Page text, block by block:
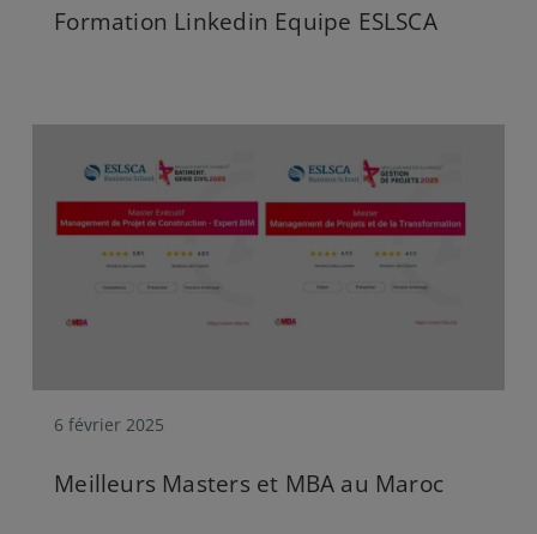
Formation Linkedin Equipe ESLSCA
6 février 2025
Meilleurs Masters et MBA au Maroc